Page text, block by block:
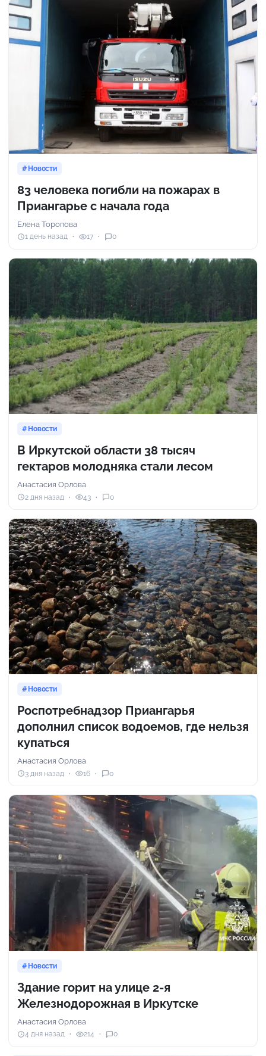
Новости
83 человека погибли на пожарах в
Приангарье с начала года
Елена Торопова
1 день назад 17 0
Новости
В Иркутской области 38 тысяч
гектаров молодняка стали лесом
Анастасия Орлова
2 дня назад 43 0
Новости
Роспотребнадзор Приангарья
дополнил список водоемов, где нельзя
купаться
Анастасия Орлова
3 дня назад 16 0
Новости
Здание горит на улице 2-я
Железнодорожная в Иркутске
Анастасия Орлова
4 дня назад 214 0